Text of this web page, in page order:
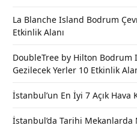
La Blanche Island Bodrum
Etkinlik Alanı
DoubleTree by Hilton Bodrum
Gezilecek Yerler 10 Etkinlik
İstanbul’un En İyi 7 Açık Hava
İstanbul’da Tarihi Mekanlarda